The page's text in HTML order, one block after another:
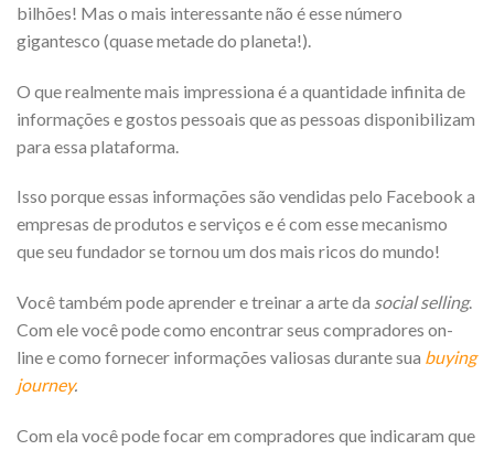
bilhões! Mas o mais interessante não é esse número
gigantesco (quase metade do planeta!).
O que realmente mais impressiona é a quantidade infinita de
informações e gostos pessoais que as pessoas disponibilizam
para essa plataforma.
Isso porque essas informações são vendidas pelo Facebook a
empresas de produtos e serviços e é com esse mecanismo
que seu fundador se tornou um dos mais ricos do mundo!
Você também pode aprender e treinar a arte da social selling.
Com ele você pode como encontrar seus compradores on-
line e como fornecer informações valiosas durante sua buying
journey.
Com ela você pode focar em compradores que indicaram que